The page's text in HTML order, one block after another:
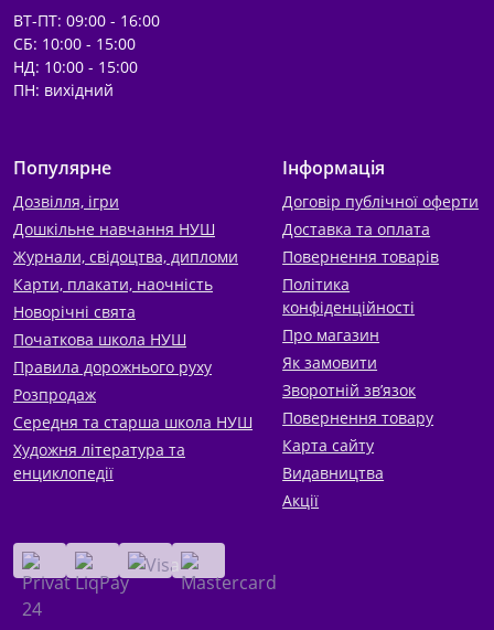
ВТ-ПТ: 09:00 - 16:00
СБ: 10:00 - 15:00
НД: 10:00 - 15:00
ПН: вихідний
Популярне
Дозвілля, ігри
Дошкільне навчання НУШ
Журнали, свідоцтва, дипломи
Карти, плакати, наочність
Новорічні свята
Початкова школа НУШ
Правила дорожнього руху
Розпродаж
Середня та старша школа НУШ
Художня література та
енциклопедії
Інформація
Договір публічної оферти
Доставка та оплата
Повернення товарів
Політика
конфіденційності
Про магазин
Як замовити
Зворотній зв’язок
Повернення товару
Карта сайту
Видавництва
Акції